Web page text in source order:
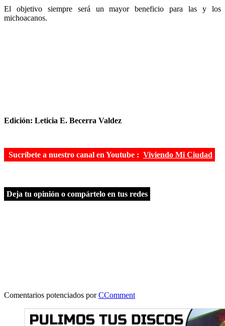
El objetivo siempre será un mayor beneficio para las y los
michoacanos.
Edición: Leticia E. Becerra Valdez
Sucríbete a nuestro canal en Youtube : Viviendo Mi Ciudad
Deja tu opinión o compártelo en tus redes
Comentarios potenciados porCComment